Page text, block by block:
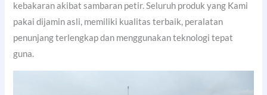
kebakaran akibat sambaran petir. Seluruh produk yang Kami
pakai dijamin asli, memiliki kualitas terbaik, peralatan
penunjang terlengkap dan menggunakan teknologi tepat
guna.